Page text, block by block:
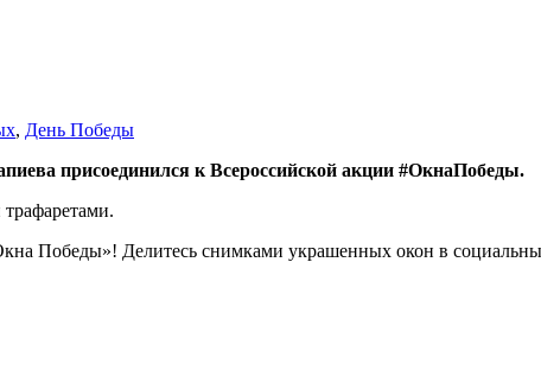
, День Победы
присоединился к Всероссийской акции #ОкнаПобеды.
Победы»! Делитесь снимками украшенных окон в